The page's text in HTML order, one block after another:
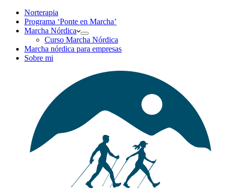
Norterapia
Programa ‘Ponte en Marcha’
Marcha Nórdica
Curso Marcha Nórdica
Marcha nórdica para empresas
Sobre mi